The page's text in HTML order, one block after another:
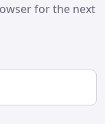
for the next